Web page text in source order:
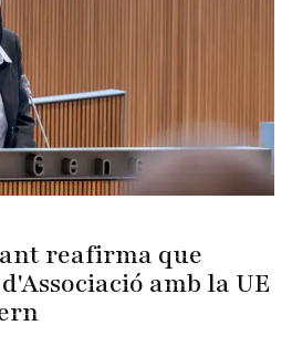
reafirma que
amb la UE